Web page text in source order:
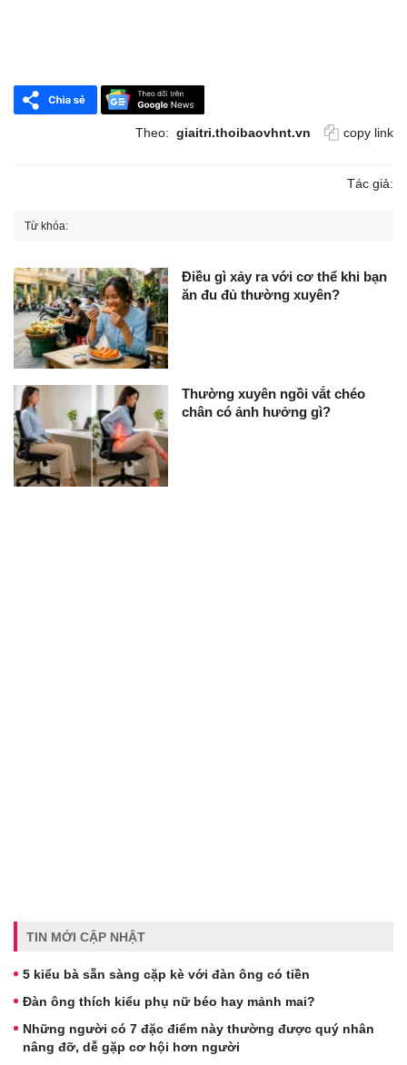
Theo: giaitri.thoibaovhnt.vn copy link
Tác giả:
Từ khóa:
Điều gì xảy ra với cơ thể khi bạn
ăn đu đủ thường xuyên?
Thường xuyên ngồi vắt chéo
chân có ảnh hưởng gì?
TIN MỚI CẬP NHẬT
5 kiểu bà sẵn sàng cặp kè với đàn ông có tiền
Đàn ông thích kiểu phụ nữ béo hay mảnh mai?
Những người có 7 đặc điểm này thường được quý nhân
nâng đỡ, dễ gặp cơ hội hơn người